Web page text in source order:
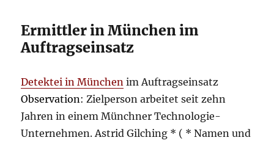
Ermittler in München im
Auftragseinsatz
Detektei in München im Auftragseinsatz
Observation: Zielperson arbeitet seit zehn
Jahren in einem Münchner Technologie-
Unternehmen. Astrid Gilching * ( * Namen und